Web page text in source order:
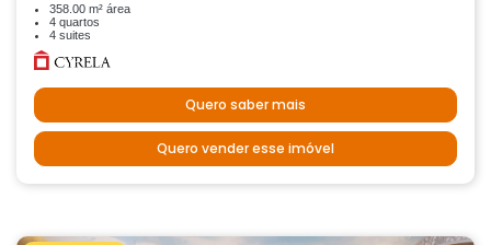
358.00 m² área
4 quartos
4 suites
Quero saber mais
Quero vender esse imóvel